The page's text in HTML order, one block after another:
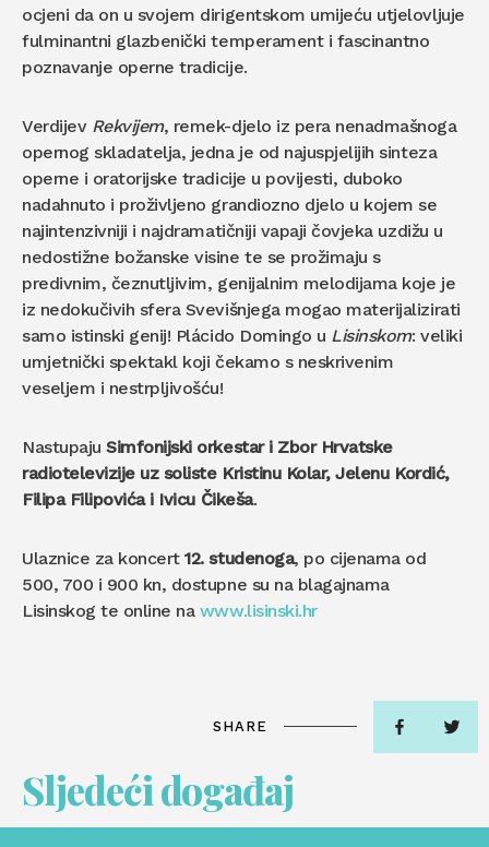
ocjeni da on u svojem dirigentskom umijeću utjelovljuje
fulminantni glazbenički temperament i fascinantno
poznavanje operne tradicije.
Verdijev Rekvijem, remek-djelo iz pera nenadmašnoga
opernog skladatelja, jedna je od najuspjelijih sinteza
operne i oratorijske tradicije u povijesti, duboko
nadahnuto i proživljeno grandiozno djelo u kojem se
najintenzivniji i najdramatičniji vapaji čovjeka uzdižu u
nedostižne božanske visine te se prožimaju s
predivnim, čeznutljivim, genijalnim melodijama koje je
iz nedokučivih sfera Svevišnjega mogao materijalizirati
samo istinski genij! Plácido Domingo u Lisinskom: veliki
umjetnički spektakl koji čekamo s neskrivenim
veseljem i nestrpljivošću!
Nastupaju Simfonijski orkestar i Zbor Hrvatske
radiotelevizije uz soliste Kristinu Kolar, Jelenu Kordić,
Filipa Filipovića i Ivicu Čikeša.
Ulaznice za koncert12. studenoga, po cijenama od
500, 700 i 900 kn, dostupne su na blagajnama
Lisinskog te online na www.lisinski.hr
SHARE
Sljedeći događaj